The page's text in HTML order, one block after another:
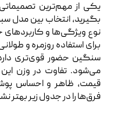
یکی از مهم‌ترین
بگیرید، انتخاب بین مدل
نوع ویژگی‌ها و
برای استفاده روزمره و
سنگین حضور قوی‌تری
می‌شود. تفاوت در وزن این
قیمت، ظاهر و احساس
فرق‌ها را در جدول زیر بهتر